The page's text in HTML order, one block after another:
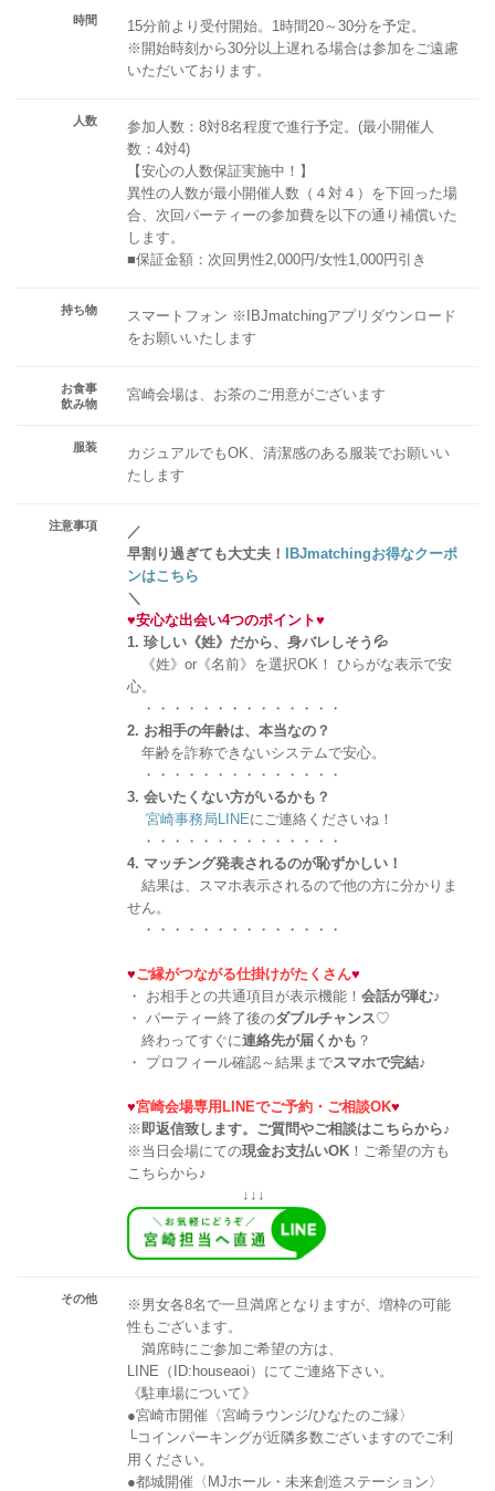
時間
15分前より受付開始。1時間20～30分を予定。
※開始時刻から30分以上遅れる場合は参加をご遠慮
いただいております。
人数
参加人数：8対8名程度で進行予定。(最小開催人
数：4対4)
【安心の人数保証実施中！】
異性の人数が最小開催人数（４対４）を下回った場
合、次回パーティーの参加費を以下の通り補償いた
します。
■保証金額：次回男性2,000円/女性1,000円引き
持ち物
スマートフォン ※IBJmatchingアプリダウンロード
をお願いいたします
お食事
飲み物
宮崎会場は、お茶のご用意がございます
服装
カジュアルでもOK、清潔感のある服装でお願いい
たします
注意事項
／
早割り過ぎても大丈夫！ IBJmatchingお得なクーポ
ンはこちら
＼
♥安心な出会い4つのポイント♥
1. 珍しい《姓》だから、身バレしそう💦
《姓》or《名前》を選択OK！ ひらがな表示で安
心。
・・・・・・・・・・・・・・
2. お相手の年齢は、本当なの？
年齢を詐称できないシステムで安心。
・・・・・・・・・・・・・・
3. 会いたくない方がいるかも？
宮崎事務局LINEにご連絡くださいね！
・・・・・・・・・・・・・・
4. マッチング発表されるのが恥ずかしい！
結果は、スマホ表示されるので他の方に分かりま
せん。
・・・・・・・・・・・・・・
♥ご縁がつながる仕掛けがたくさん♥
・ お相手との共通項目が表示機能！ 会話が弾む♪
・ パーティー終了後のダブルチャンス♡
終わってすぐに連絡先が届くかも ？
・ プロフィール確認～結果までスマホで完結♪
♥宮崎会場専用LINEでご予約・ご相談OK♥
※ 即返信致します。ご質問やご相談はこちらから♪
※当日会場にての現金お支払いOK ！ご希望の方も
こちらから♪
↓↓↓
その他
※男女各8名で一旦満席となりますが、増枠の可能
性もございます。
満席時にご参加ご希望の方は、
LINE（ID:houseaoi）にてご連絡下さい。
《駐車場について》
●宮崎市開催〈宮崎ラウンジ/ひなたのご縁〉
└コインパーキングが近隣多数ございますのでご利
用ください。
●都城開催〈MJホール・未来創造ステーション〉